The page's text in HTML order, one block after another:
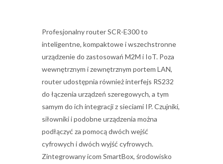
Profesjonalny router SCR-E300 to
inteligentne, kompaktowe i wszechstronne
urządzenie do zastosowań M2M i IoT. Poza
wewnętrznym i zewnętrznym portem LAN,
router udostępnia również interfejs RS232
do łączenia urządzeń szeregowych, a tym
samym do ich integracji z sieciami IP. Czujniki,
siłowniki i podobne urządzenia można
podłączyć za pomocą dwóch wejść
cyfrowych i dwóch wyjść cyfrowych.
Zintegrowany icom SmartBox, środowisko